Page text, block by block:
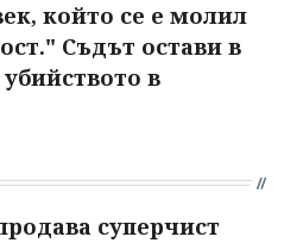
който се е молил
Съдът остави в
в
суперчист